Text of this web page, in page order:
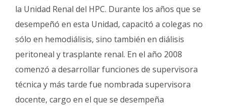
la Unidad Renal del HPC. Durante los años que se
desempeñó en esta Unidad, capacitó a colegas no
sólo en hemodiálisis, sino también en diálisis
peritoneal y trasplante renal. En el año 2008
comenzó a desarrollar funciones de supervisora
técnica y más tarde fue nombrada supervisora
docente, cargo en el que se desempeña